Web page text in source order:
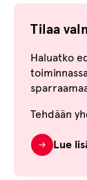
Tilaa
Haluatko
Tehdään
Lue